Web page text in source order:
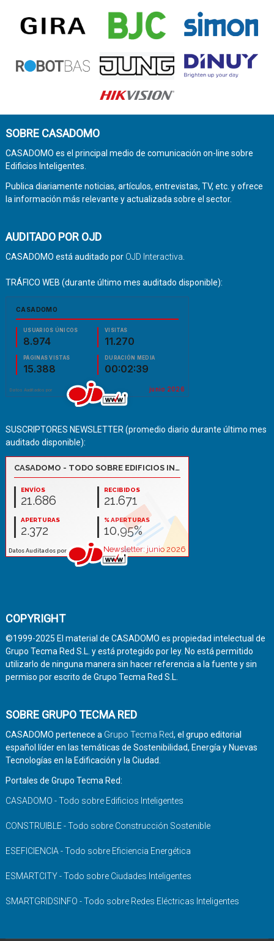
SOBRE CASADOMO
CASADOMO es el principal medio de comunicación on-line sobre
Edificios Inteligentes.
Publica diariamente noticias, artículos, entrevistas, TV, etc. y ofrece
la información más relevante y actualizada sobre el sector.
AUDITADO POR OJD
CASADOMO está auditado por OJD Interactiva
TRÁFICO WEB (durante último mes auditado disponible):
SUSCRIPTORES NEWSLETTER (promedio diario durante último mes
auditado disponible):
COPYRIGHT
©1999-2025 El material de CASADOMO es propiedad intelectual de
Grupo Tecma Red S.L. y está protegido por ley. No está permitido
utilizarlo de ninguna manera sin hacer referencia a la fuente y sin
permiso por escrito de Grupo Tecma Red S.L.
SOBRE GRUPO TECMA RED
CASADOMO pertenece a Grupo Tecma Red, el grupo editorial
español líder en las temáticas de Sostenibilidad, Energía y Nuevas
Tecnologías en la Edificación y la Ciudad.
Portales de Grupo Tecma Red:
CASADOMO - Todo sobre Edificios Inteligentes
CONSTRUIBLE - Todo sobre Construcción Sostenible
ESEFICIENCIA - Todo sobre Eficiencia Energética
ESMARTCITY - Todo sobre Ciudades Inteligentes
SMARTGRIDSINFO - Todo sobre Redes Eléctricas Inteligentes